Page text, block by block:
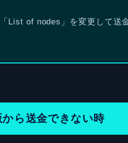
List of nodes」を変更して送
ら送金できない時